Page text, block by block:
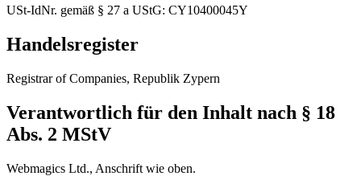
USt-IdNr. gemäß § 27 a UStG: CY10400045Y
Handelsregister
Registrar of Companies, Republik Zypern
Verantwortlich für den Inhalt nach § 18
Abs. 2 MStV
Webmagics Ltd., Anschrift wie oben.